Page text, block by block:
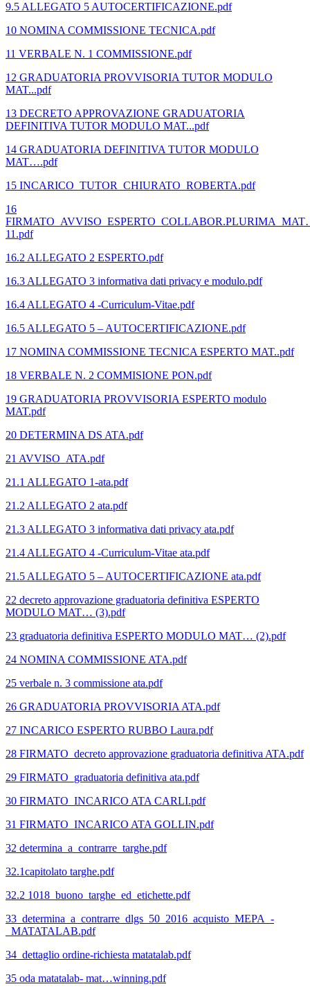
9.5 ALLEGATO 5 AUTOCERTIFICAZIONE.pdf
10 NOMINA COMMISSIONE TECNICA.pdf
11 VERBALE N. 1 COMMISSIONE.pdf
12 GRADUATORIA PROVVISORIA TUTOR MODULO
MAT...pdf
13 DECRETO APPROVAZIONE GRADUATORIA
DEFINITIVA TUTOR MODULO MAT...pdf
14 GRADUATORIA DEFINITIVA TUTOR MODULO
MAT….pdf
15 INCARICO_TUTOR_CHIURATO_ROBERTA.pdf
16
11.pdf
16.2 ALLEGATO 2 ESPERTO.pdf
16.3 ALLEGATO 3 informativa dati privacy e modulo.pdf
16.4 ALLEGATO 4 -Curriculum-Vitae.pdf
16.5 ALLEGATO 5 – AUTOCERTIFICAZIONE.pdf
17 NOMINA COMMISSIONE TECNICA ESPERTO MAT..pdf
18 VERBALE N. 2 COMMISIONE PON.pdf
19 GRADUATORIA PROVVISORIA ESPERTO modulo
MAT.pdf
20 DETERMINA DS ATA.pdf
21 AVVISO_ATA.pdf
21.1 ALLEGATO 1-ata.pdf
21.2 ALLEGATO 2 ata.pdf
21.3 ALLEGATO 3 informativa dati privacy ata.pdf
21.4 ALLEGATO 4 -Curriculum-Vitae ata.pdf
21.5 ALLEGATO 5 – AUTOCERTIFICAZIONE ata.pdf
22 decreto approvazione graduatoria definitiva ESPERTO
MODULO MAT… (3).pdf
23 graduatoria definitiva ESPERTO MODULO MAT… (2).pdf
24 NOMINA COMMISSIONE ATA.pdf
25 verbale n. 3 commissione ata.pdf
26 GRADUATORIA PROVVISORIA ATA.pdf
27 INCARICO ESPERTO RUBBO Laura.pdf
28 FIRMATO_decreto approvazione graduatoria definitiva ATA.pdf
29 FIRMATO_graduatoria definitiva ata.pdf
30 FIRMATO_INCARICO ATA CARLI.pdf
31 FIRMATO_INCARICO ATA GOLLIN.pdf
32 determina_a_contrarre_targhe.pdf
32.1capitolato targhe.pdf
32.2 1018_buono_targhe_ed_etichette.pdf
33_determina_a_contrarre_dlgs_50_2016_acquisto_MEPA_-
_MATATALAB.pdf
34_dettaglio ordine-richiesta matatalab.pdf
35 oda matatalab- mat…winning.pdf